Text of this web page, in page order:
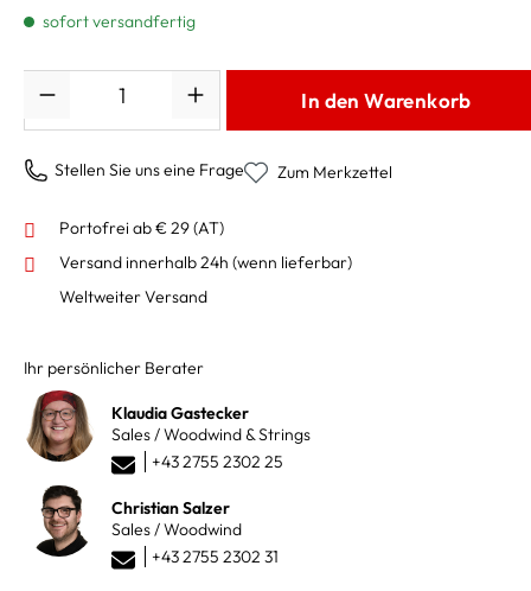
sofort versandfertig
In den Warenkorb
Stellen Sie uns eine Frage Zum Merkzettel
Portofrei ab € 29 (AT)
Versand innerhalb 24h (wenn lieferbar)
Weltweiter Versand
Ihr persönlicher Berater
Klaudia Gastecker
Sales / Woodwind & Strings
+43 2755 2302 25
Christian Salzer
Sales / Woodwind
+43 2755 2302 31